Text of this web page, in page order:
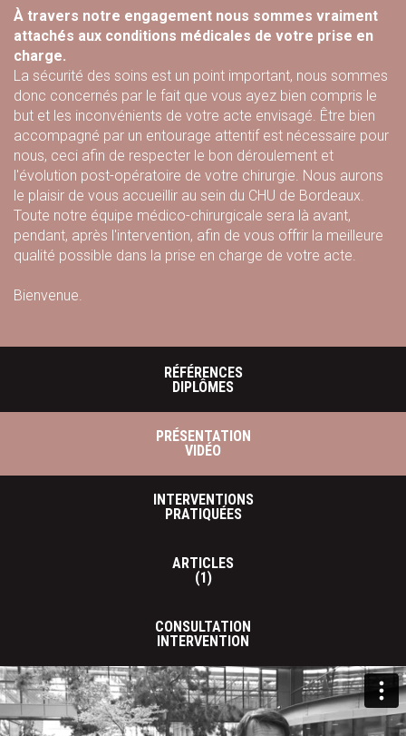
À travers notre engagement nous sommes vraiment
attachés aux conditions médicales de votre prise en
charge.
La sécurité des soins est un point important, nous sommes
donc concernés par le fait que vous ayez bien compris le
but et les inconvénients de votre acte envisagé. Être bien
accompagné par un entourage attentif est nécessaire pour
nous, ceci afin de respecter le bon déroulement et
l'évolution post-opératoire de votre chirurgie. Nous aurons
le plaisir de vous accueillir au sein du CHU de Bordeaux.
Toute notre équipe médico-chirurgicale sera là avant,
pendant, après l'intervention, afin de vous offrir la meilleure
qualité possible dans la prise en charge de votre acte.
Bienvenue.
RÉFÉRENCES
DIPLÔMES
PRÉSENTATION
VIDÉO
INTERVENTIONS
PRATIQUÉES
ARTICLES
(1)
CONSULTATION
INTERVENTION